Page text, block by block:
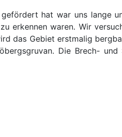
hat war uns lange
erkennen waren. Wir
das Gebiet erstmalig
Die Brech- und